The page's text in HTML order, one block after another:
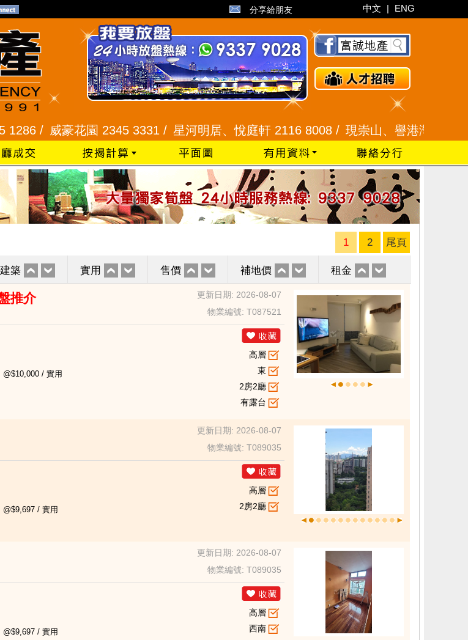
分享給朋友 中文 | ENG
/威豪花園 2345 3331 /星河明居、悅庭軒 2116 8008 /現崇山、譽港灣 2345 9926
1 2 尾頁
建築 實用 售價 補地價 租金
推介
更新日期: 2026-08-07
物業編號: T087521
@$10,000 / 實用
高層
東
2房2廳
有露台
更新日期: 2026-08-07
物業編號: T089035
@$9,697 / 實用
高層
2房2廳
更新日期: 2026-08-07
物業編號: T089035
@$9,697 / 實用
高層
西南